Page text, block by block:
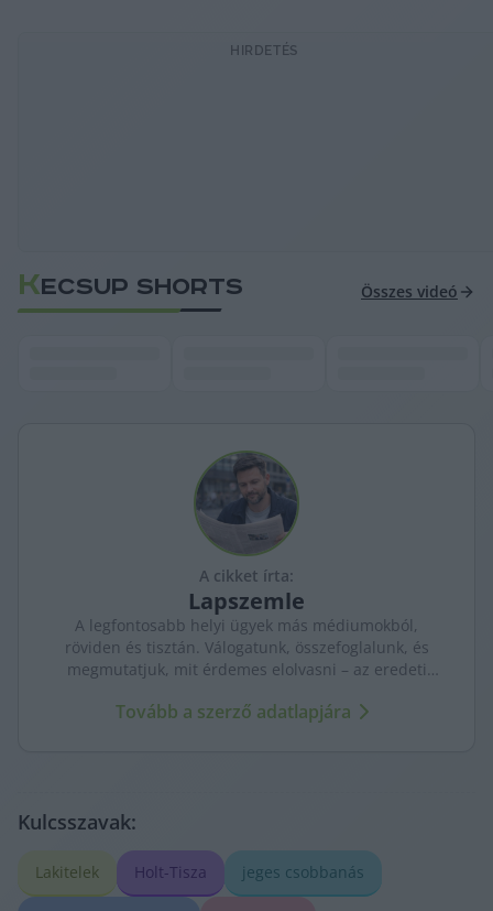
HIRDETÉS
KECSUP SHORTS Összes videó
A cikket írta:
Lapszemle
A legfontosabb helyi ügyek más médiumokból,
röviden és tisztán. Válogatunk, összefoglalunk, és
megmutatjuk, mit érdemes elolvasni – az eredeti
Tovább a szerző adatlapjára
Kulcsszavak:
Lakitelek Holt-Tisza jeges csobbanás